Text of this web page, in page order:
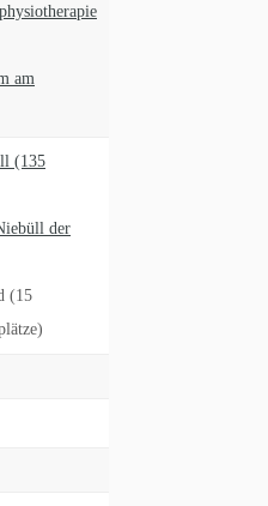
am
(135
der
(15